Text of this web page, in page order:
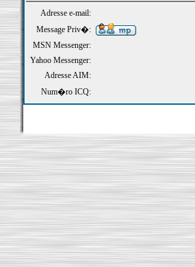
Adresse e-mail:
Message Priv�:
MSN Messenger:
Yahoo Messenger:
Adresse AIM:
Num�ro ICQ: